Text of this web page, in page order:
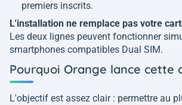
premiers inscrits.
L'installation ne remplace pas votre
Les deux lignes peuvent fonctionner
smartphones compatibles Dual SIM.
Pourquoi Orange lance cette
L'objectif est assez clair : permettre au